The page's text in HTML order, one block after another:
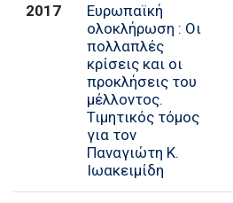
2017
Eυρωπαϊκή
ολοκλήρωση : Oι
πολλαπλές
κρίσεις και οι
προκλήσεις του
μέλλοντος.
Τιμητικός τόμος
για τον
Παναγιώτη Κ.
Ιωακειμίδη